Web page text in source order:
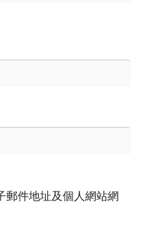
郵件地址及個人網站網